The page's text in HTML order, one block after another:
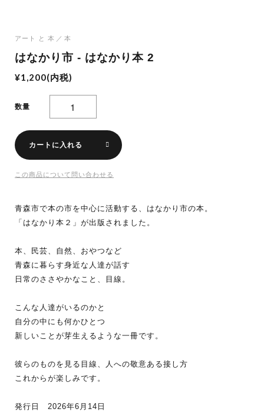
アート と 本 本
はなかり市 - はなかり本 2
¥1,200(内税)
数量
カートに入れる
この商品について問い合わせる
青森市で本の市を中心に活動する、はなかり市の本。
「はなかり本２」が出版されました。
本、民芸、自然、おやつなど
青森に暮らす身近な人達が話す
日常のささやかなこと、目線。
こんな人達がいるのかと
自分の中にも何かひとつ
新しいことが芽生えるような一冊です。
彼らのものを見る目線、人への敬意ある接し方
これからが楽しみです。
発行日 2026年6月14日